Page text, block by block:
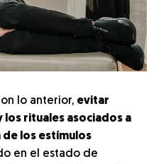
lo anterior, evitar
los rituales asociados a
de los estímulos
en el estado de